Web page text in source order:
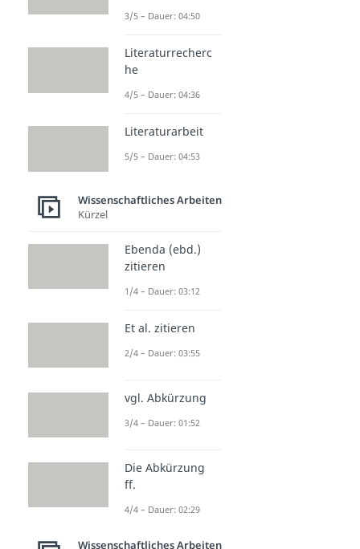
3/5 – Dauer: 04:50
Literaturrecherc
he
4/5 – Dauer: 04:36
Literaturarbeit
5/5 – Dauer: 04:53
Wissenschaftliches Arbeiten
Kürzel
Ebenda (ebd.)
zitieren
1/4 – Dauer: 03:12
Et al. zitieren
2/4 – Dauer: 03:55
vgl. Abkürzung
3/4 – Dauer: 01:52
Die Abkürzung
ff.
4/4 – Dauer: 02:29
Wissenschaftliches Arbeiten